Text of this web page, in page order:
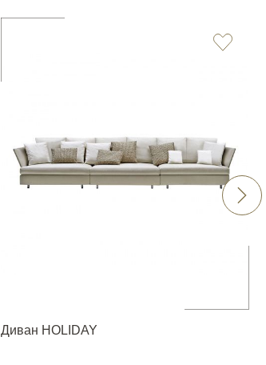
Диван HOLIDAY